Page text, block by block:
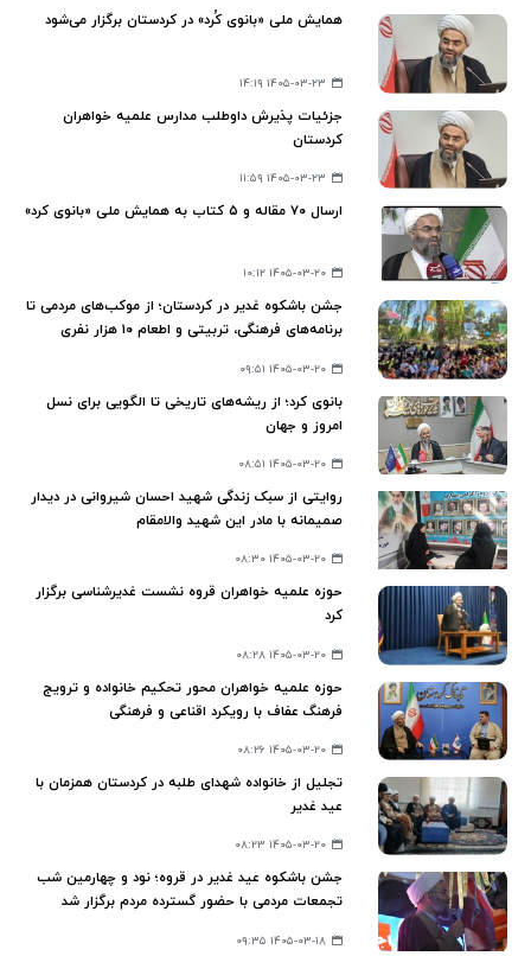
همایش ملی «بانوی کُرد» در کردستان برگزار می‌شود
۱۴۰۵-۰۳-۲۳ ۱۴:۱۹
جزئیات پذیرش داوطلب مدارس علمیه خواهران
کردستان
۱۴۰۵-۰۳-۲۳ ۱۱:۵۹
ارسال ۷۰ مقاله و ۵ کتاب به همایش ملی «بانوی کرد»
۱۴۰۵-۰۳-۲۰ ۱۰:۱۲
جشن باشکوه غدیر در کردستان؛ از موکب‌های مردمی تا
برنامه‌های فرهنگی، تربیتی و اطعام ۱۰ هزار نفری
۱۴۰۵-۰۳-۲۰ ۰۹:۵۱
بانوی کرد؛ از ریشه‌های تاریخی تا الگویی برای نسل
امروز و جهان
۱۴۰۵-۰۳-۲۰ ۰۸:۵۱
روایتی از سبک زندگی شهید احسان شیروانی در دیدار
صمیمانه با مادر این شهید والامقام
۱۴۰۵-۰۳-۲۰ ۰۸:۳۰
حوزه‌ علمیه خواهران قروه نشست غدیرشناسی برگزار
کرد
۱۴۰۵-۰۳-۲۰ ۰۸:۲۸
حوزه علمیه خواهران محور تحکیم خانواده و ترویج
فرهنگ عفاف با رویکرد اقناعی و فرهنگی
۱۴۰۵-۰۳-۲۰ ۰۸:۲۶
تجلیل از خانواده شهدای طلبه در کردستان همزمان با
عید غدیر
۱۴۰۵-۰۳-۲۰ ۰۸:۲۳
جشن باشکوه عید غدیر در قروه؛ نود و چهارمین شب
تجمعات مردمی با حضور گسترده مردم برگزار شد
۱۴۰۵-۰۳-۱۸ ۰۹:۳۵